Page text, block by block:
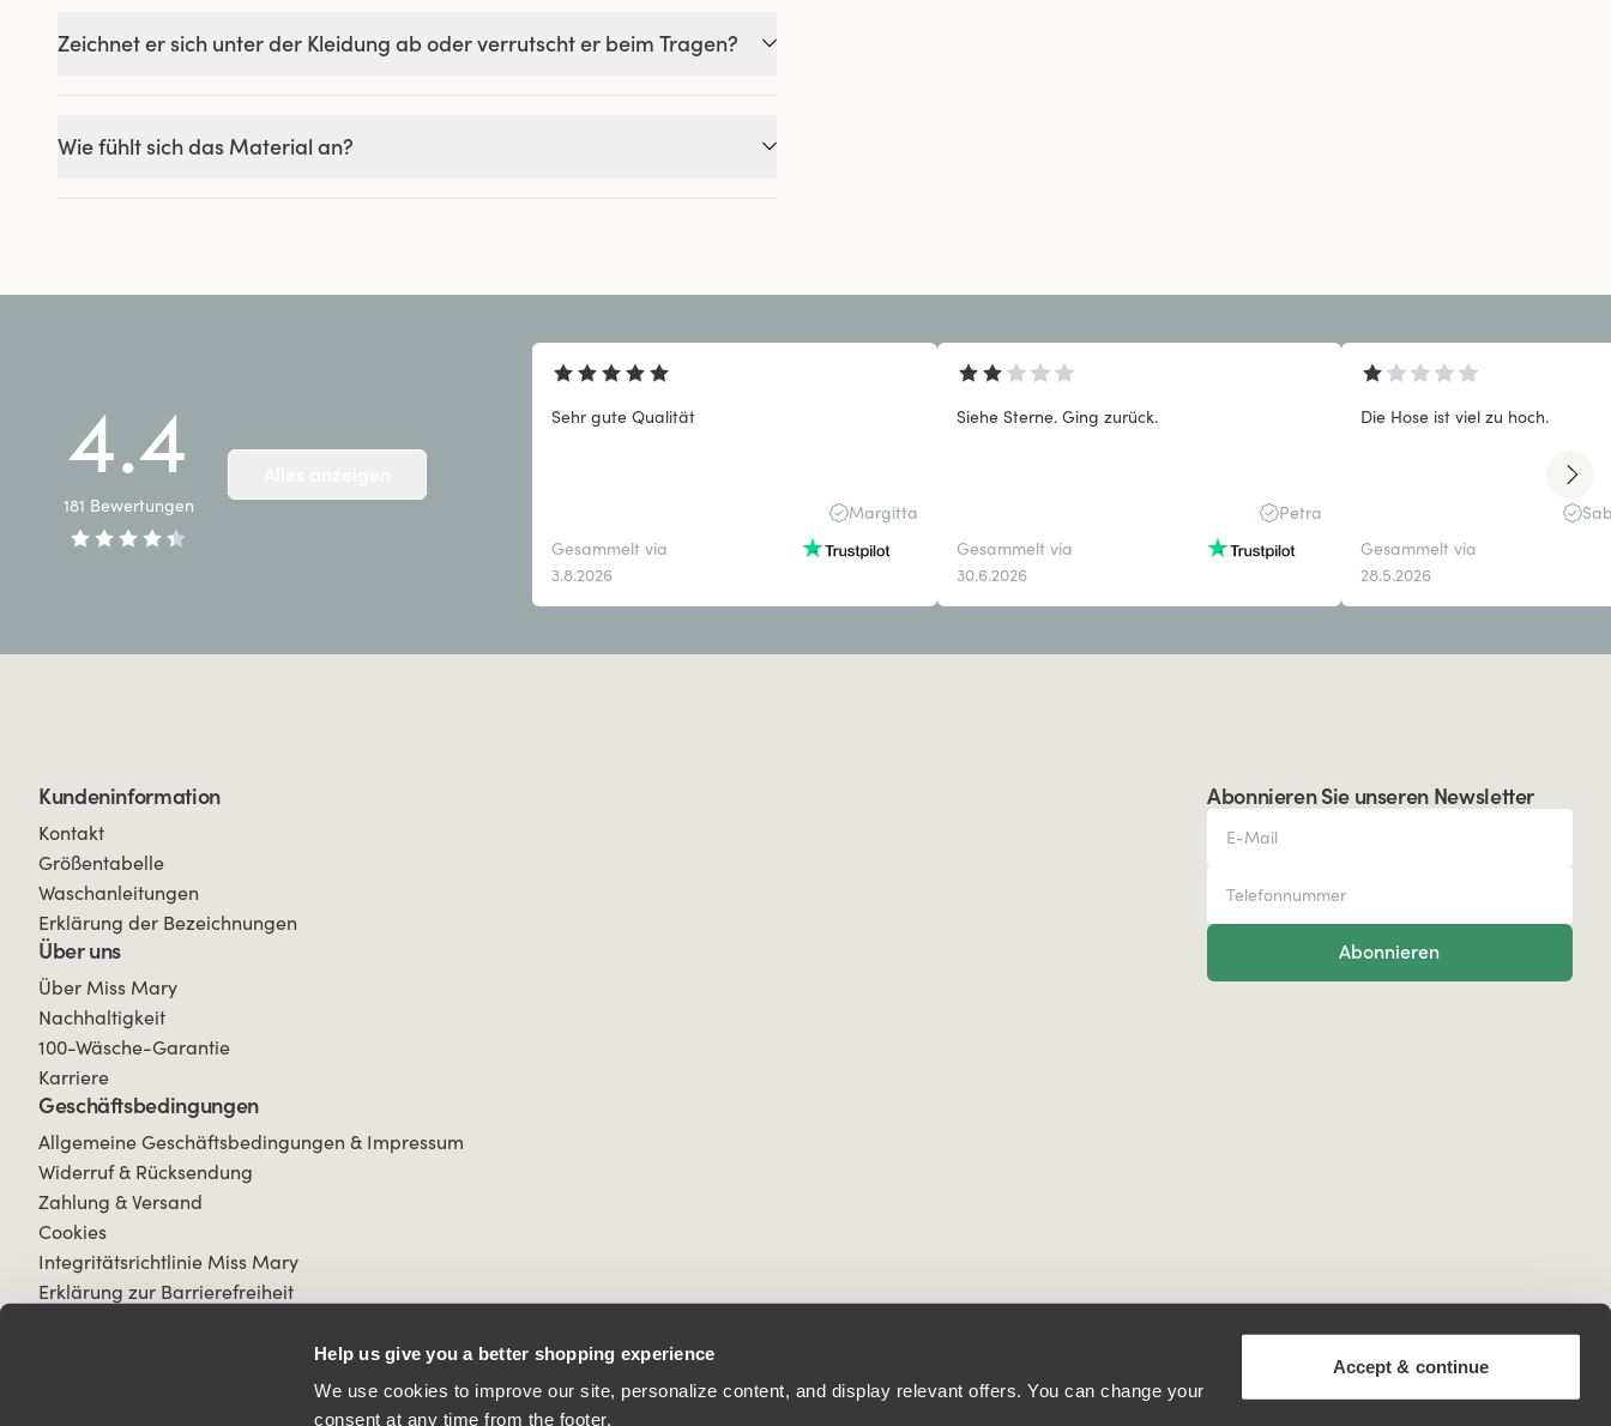
Help us give you a better shopping experience
We use cookies to improve our site, personalize content, and display relevant offers. You can change your
consent at any time from the footer.
Accept & continue
Zeichnet er sich unter der Kleidung ab oder verrutscht er beim Tragen?
Wie fühlt sich das Material an?
4.4
181 Bewertungen
Sehr gute Qualität
Margitta
Gesammelt via
3.8.2026
Siehe Sterne. Ging zurück.
Petra
Gesammelt via
30.6.2026
Die Hose ist viel zu hoch.
Gesammelt via
28.5.2026
Abonnieren Sie unseren Newsletter
Abonnieren
Kundeninformation
Kontakt
Größentabelle
Waschanleitungen
Erklärung der Bezeichnungen
Über uns
Über Miss Mary
Nachhaltigkeit
100-Wäsche-Garantie
Karriere
Geschäftsbedingungen
Allgemeine Geschäftsbedingungen & Impressum
Widerruf & Rücksendung
Zahlung & Versand
Cookies
Integritätsrichtlinie Miss Mary
Erklärung zur Barrierefreiheit